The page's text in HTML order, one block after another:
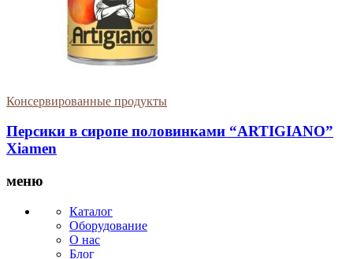
Консервированные продукты
Персики в сиропе половинками “ARTIGIANO”
Xiamen
меню
Каталог
Оборудование
О нас
Блог